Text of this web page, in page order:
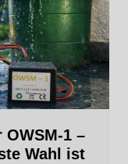
OWSM-1 –
Wahl ist